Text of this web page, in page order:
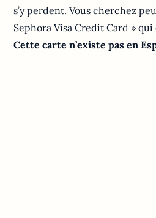
s’y perdent. Vous cherchez
Sephora Visa Credit Card »
Cette carte n’existe pas en